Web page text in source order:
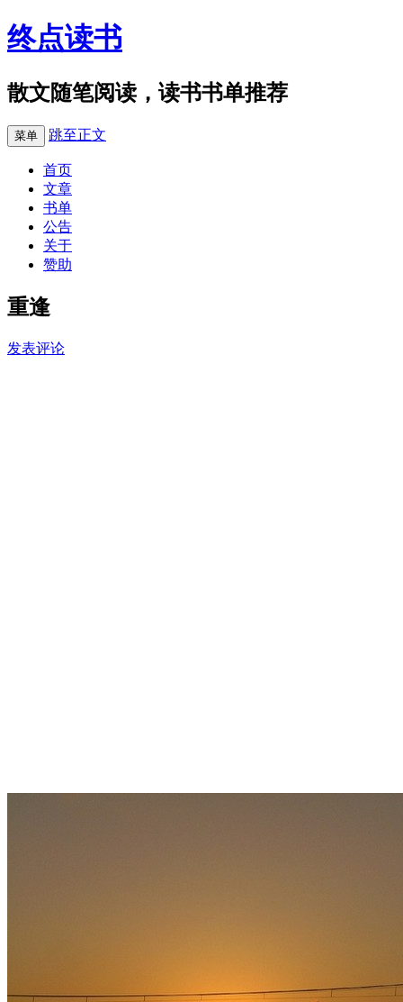
终点读书
散文随笔阅读，读书书单推荐
菜单 跳至正文
首页
文章
书单
公告
关于
赞助
重逢
发表评论